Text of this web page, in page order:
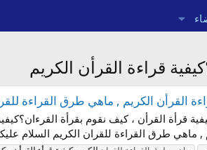
قراءة القرأن الكريم
القرأن الكريم , ماهي طرق القراءة
قرأة القرأن ، كيف نقوم بقرأة القرءان الكريم 2027 كيفية قرأة
, ماهي طرق القراءة للقران الكريم السلام